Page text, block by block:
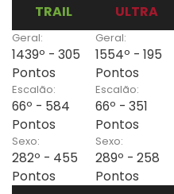
TRAIL
Geral:
1439º - 305
Pontos
Escalão:
66º - 584
Pontos
Sexo:
282º - 455
Pontos
ULTRA
Geral:
1554º - 195
Pontos
Escalão:
66º - 351
Pontos
Sexo:
289º - 258
Pontos